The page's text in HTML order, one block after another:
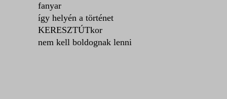
fanyar
így helyén a történet
KERESZTÚTkor
nem kell boldognak lenni